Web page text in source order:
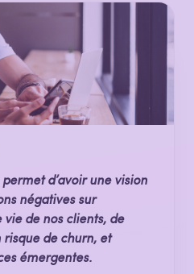
d’avoir une vision
négatives sur
vie de nos clients, de
de churn, et
émergentes.